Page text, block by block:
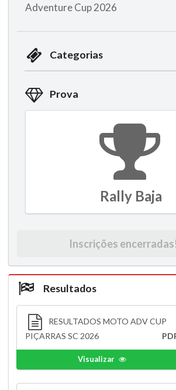
Adventure Cup 2026
Categorias
Prova
Rally Baja
Inscrições encerradas!
Resultados
RESULTADOS MOTO ADV CUP
PIÇARRAS SC 2026
Visualizar